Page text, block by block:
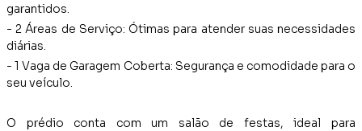
garantidos.
- 2 Áreas de Serviço: Ótimas para atender suas necessidades
diárias.
- 1 Vaga de Garagem Coberta: Segurança e comodidade para o
seu veículo.
O prédio conta com um salão de festas, ideal para